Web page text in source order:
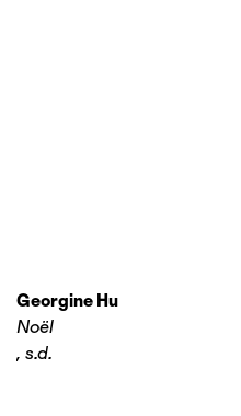
Georgine Hu
Noël
, s.d.